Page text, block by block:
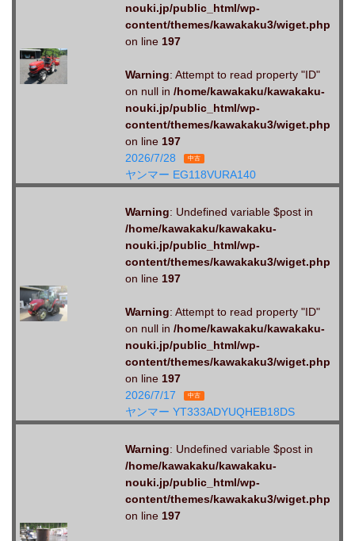
nouki.jp/public_html/wp-
content/themes/kawakaku3/wiget.php
on line 197
Warning: Attempt to read property "ID"
on null in /home/kawakaku/kawakaku-
nouki.jp/public_html/wp-
content/themes/kawakaku3/wiget.php
on line 197
2026/7/28
中古
ヤンマー EG118VURA140
Warning: Undefined variable $post in
/home/kawakaku/kawakaku-
nouki.jp/public_html/wp-
content/themes/kawakaku3/wiget.php
on line 197
Warning: Attempt to read property "ID"
on null in /home/kawakaku/kawakaku-
nouki.jp/public_html/wp-
content/themes/kawakaku3/wiget.php
on line 197
2026/7/17
中古
ヤンマー YT333ADYUQHEB18DS
Warning: Undefined variable $post in
/home/kawakaku/kawakaku-
nouki.jp/public_html/wp-
content/themes/kawakaku3/wiget.php
on line 197